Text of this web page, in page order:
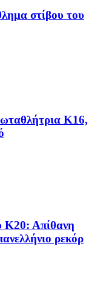
στίβου του
Κ16,
Κ20: Απίθανη
ρεκόρ